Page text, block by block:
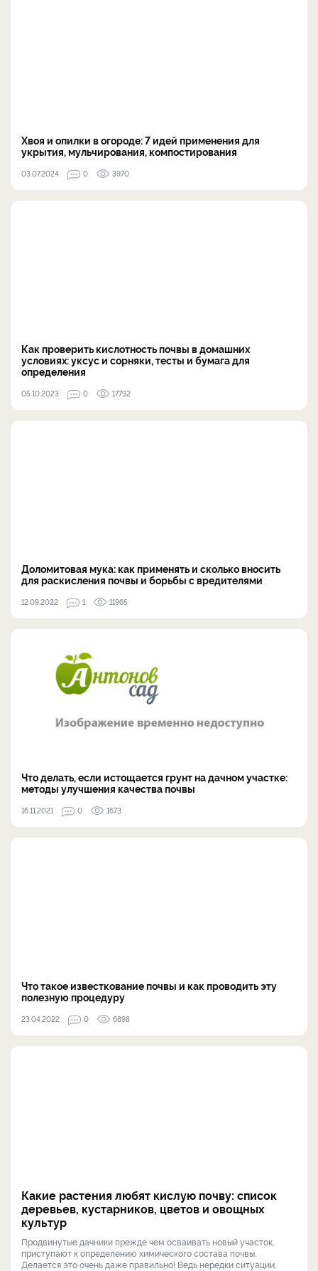
Хвоя и опилки в огороде: 7 идей применения для
укрытия, мульчирования, компостирования
03.07.2024 0 3970
Как проверить кислотность почвы в домашних
условиях: уксус и сорняки, тесты и бумага для
определения
05.10.2023 0 17792
Доломитовая мука: как применять и сколько вносить
для раскисления почвы и борьбы с вредителями
12.09.2022 1 11965
Что делать, если истощается грунт на дачном участке:
методы улучшения качества почвы
16.11.2021 0 1673
Что такое известкование почвы и как проводить эту
полезную процедуру
23.04.2022 0 6898
Какие растения любят кислую почву: список
деревьев, кустарников, цветов и овощных
культур
Продвинутые дачники прежде чем осваивать новый участок,
приступают к определению химического состава почвы.
Делается это очень даже правильно! Ведь нередки ситуации,